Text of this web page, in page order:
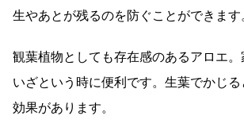
生やあとが残るのを防ぐことができます
観葉植物としても存在感のあるアロエ。
いざという時に便利です。生葉でかじ
効果があります。